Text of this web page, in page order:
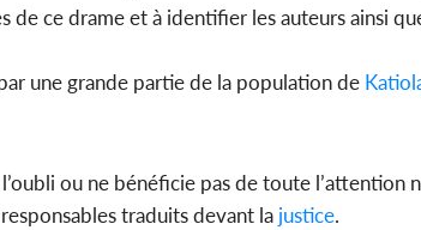
de ce drame et à identifier les auteurs ainsi
une grande partie de la population de
ou ne bénéficie pas de toute l’attention
traduits devant la justice.